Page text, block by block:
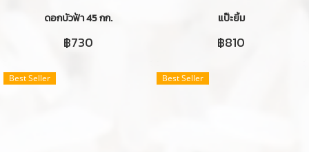
ดอกบัวฟ้า 45 กก.
฿730
แป๊ะยิ้ม
฿810
Best Seller Best Seller